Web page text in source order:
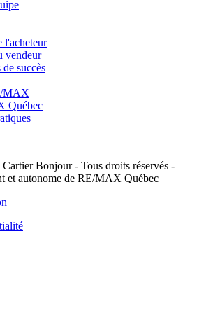
l'acheteur
vendeur
succès
MAX
Québec
Bonjour - Tous droits réservés -
et autonome de RE/MAX Québec